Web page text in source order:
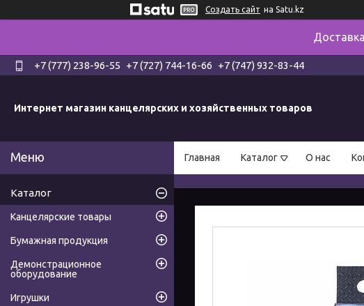
Создать сайт на Satu.kz
+7 (777) 238-96-55 +7 (727) 744-16-66 +7 (747) 932-83-44
Интернет магазин канцелярских и хозяйственных товаров
Главная Каталог О нас
Каталог
Канцелярские товары
Бумажная продукция
Демонстрационное
оборудование
Игрушки